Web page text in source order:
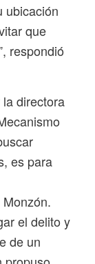
ubicación
que
respondió
directora
es para
el delito y
de un